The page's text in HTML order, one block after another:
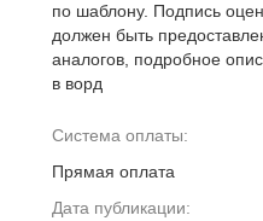
по шаблону. Подпись
должен быть
аналогов, подробное
в ворд
Система оплаты:
Прямая оплата
Дата публикации: